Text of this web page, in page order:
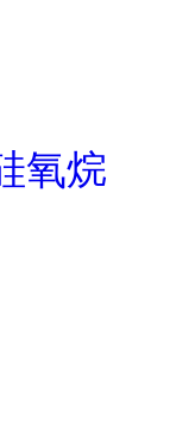
氧烷